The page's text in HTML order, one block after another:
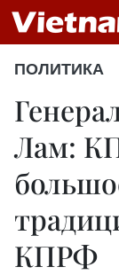
ПОЛИТИКА
Лам:
КПРФ